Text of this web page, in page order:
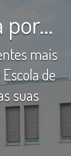
mais
de
suas